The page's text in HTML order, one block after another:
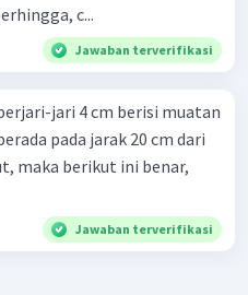
c...
Jawaban terverifikasi
jari 4 cm berisi muatan
pada jarak 20 cm dari
maka berikut ini benar,
Jawaban terverifikasi